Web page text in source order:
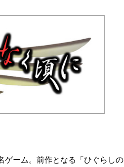
ーム。前作となる「ひぐらしの